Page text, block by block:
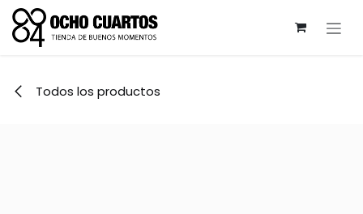
Ir al contenido
Todos los productos